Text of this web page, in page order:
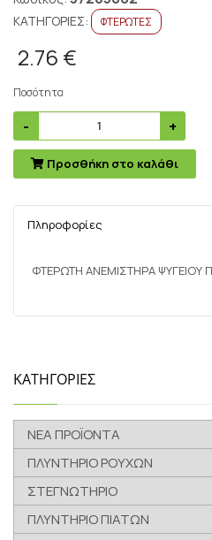
ΚΑΤΗΓΟΡΙΕΣ: ΦΤΕΡΩΤΕΣ
2.76 €
Ποσότητα
Προσθήκη στο καλάθι
Πληροφορίες
ΦΤΕΡΩΤΗ ΑΝΕΜIΣΤΗΡΑ ΨΥΓΕΙΟΥ
ΚΑΤΗΓΟΡΙΕΣ
ΝΕΑ ΠΡΟΪΟΝΤΑ
ΠΛΥΝΤΗΡΙΟ ΡΟΥΧΩΝ
ΣΤΕΓΝΩΤΗΡΙΟ
ΠΛΥΝΤΗΡΙΟ ΠΙΑΤΩΝ